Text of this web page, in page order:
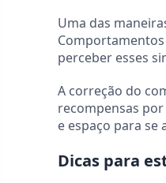
Uma das
perceber esses
A correção do
recompensas
e espaço para
Dicas para